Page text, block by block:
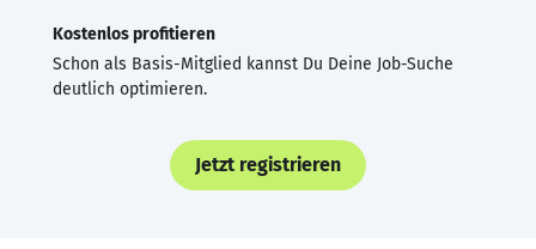
Kostenlos profitieren
Schon als Basis-Mitglied kannst Du Deine Job-Suche
deutlich optimieren.
Jetzt registrieren